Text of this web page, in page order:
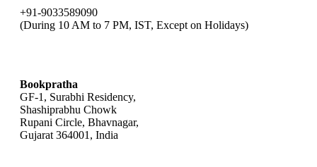
+91-9033589090
(During 10 AM to 7 PM, IST, Except on Holidays)
Bookpratha
GF-1, Surabhi Residency,
Shashiprabhu Chowk
Rupani Circle, Bhavnagar,
Gujarat 364001, India